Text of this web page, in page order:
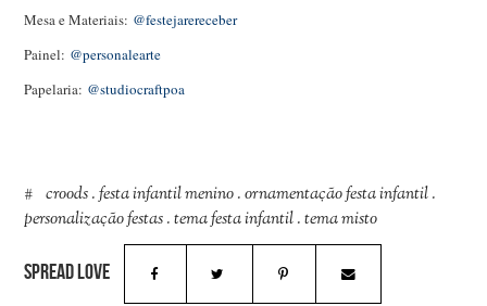
Mesa e Materiais: @festejarereceber
Painel: @personalearte
Papelaria: @studiocraftpoa
croods.festa infantil menino.ornamentação festa infantil.
personalização festas.tema festa infantil.tema misto